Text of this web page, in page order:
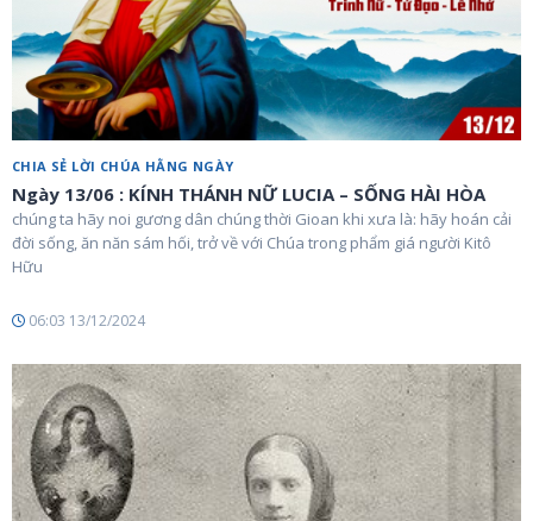
CHIA SẺ LỜI CHÚA HẰNG NGÀY
Ngày 13/06 : KÍNH THÁNH NỮ LUCIA – SỐNG HÀI HÒA
chúng ta hãy noi gương dân chúng thời Gioan khi xưa là: hãy hoán cải
đời sống, ăn năn sám hối, trở về với Chúa trong phẩm giá người Kitô
Hữu
06:03 13/12/2024